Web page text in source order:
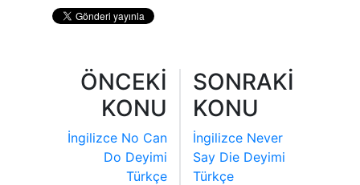
ÖNCEKİ
KONU
İngilizce No Can
Do Deyimi
Türkçe
SONRAKİ
KONU
İngilizce Never
Say Die Deyimi
Türkçe